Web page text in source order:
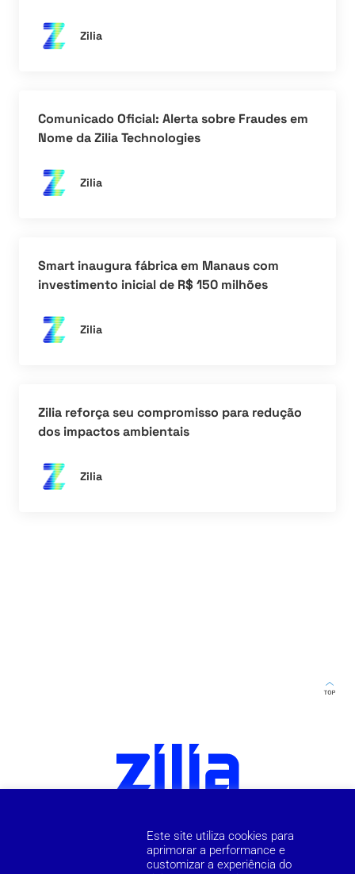
Zilia
Comunicado Oficial: Alerta sobre Fraudes em
Nome da Zilia Technologies
Zilia
Smart inaugura fábrica em Manaus com
investimento inicial de R$ 150 milhões
Zilia
Zilia reforça seu compromisso para redução
dos impactos ambientais
Zilia
Este site utiliza cookies para
aprimorar a performance e
customizar a experiência do